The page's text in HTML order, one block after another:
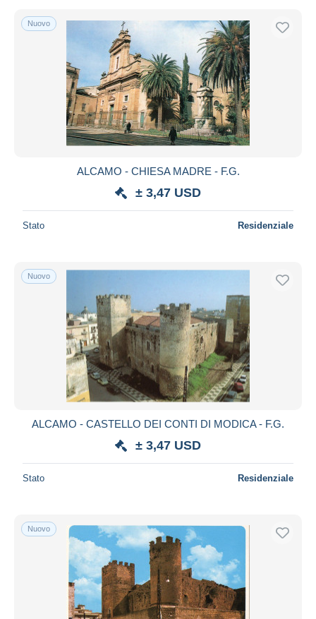
Nuovo
ALCAMO - CHIESA MADRE - F.G.
± 3,47 USD
Stato Residenziale
Nuovo
ALCAMO - CASTELLO DEI CONTI DI MODICA - F.G.
± 3,47 USD
Stato Residenziale
Nuovo